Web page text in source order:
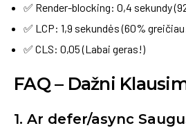
✅ Render-blocking: 0,4 sekundy
✅ LCP: 1,9 sekundės (60%
✅ CLS: 0,05 (Labai geras!)
FAQ – Dažni
1. Ar defer/async